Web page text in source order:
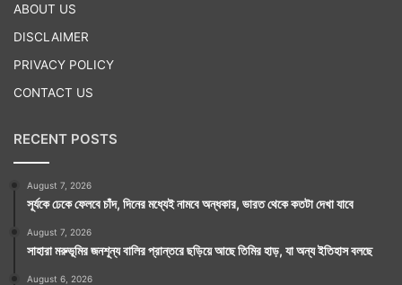
ABOUT US
DISCLAIMER
PRIVACY POLICY
CONTACT US
RECENT POSTS
August 7, 2026
সূর্যকে ঢেকে ফেলবে চাঁদ, দিনের মধ্যেই নামবে অন্ধকার, ভারত থেকে কতটা দেখা যাবে
August 7, 2026
সাহারা মরুভূমির জনশূন্য বালির প্রান্তরে ছড়িয়ে আছে তিমির হাড়, যা অন্য ইতিহাস বলছে
August 6, 2026